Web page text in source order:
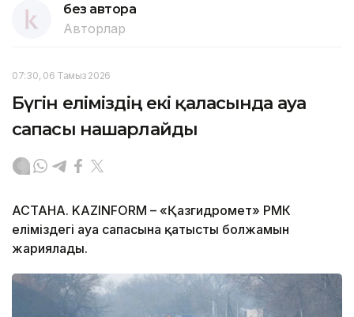
без автора
Авторлар
07:30, 06 Тамыз 2026
Бүгін еліміздің екі қаласында ауа
сапасы нашарлайды
АСТАНА. KAZINFORM – «Қазгидромет» РМК
еліміздегі ауа сапасына қатысты болжамын
жариялады.